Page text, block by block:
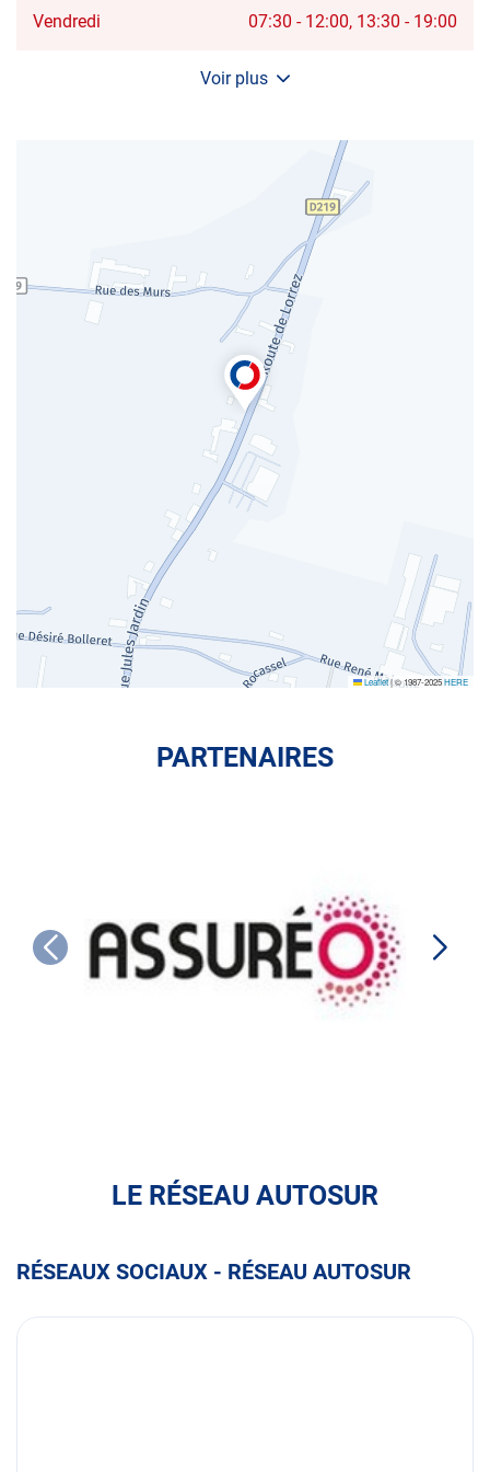
Horaires
Vendredi 07:30 - 12:00 13:30 - 19:00
Voir plus
et
Leaflet|© 1987-2025HERE
PARTENAIRES
LE RÉSEAU AUTOSUR
RÉSEAUX SOCIAUX - RÉSEAU AUTOSUR